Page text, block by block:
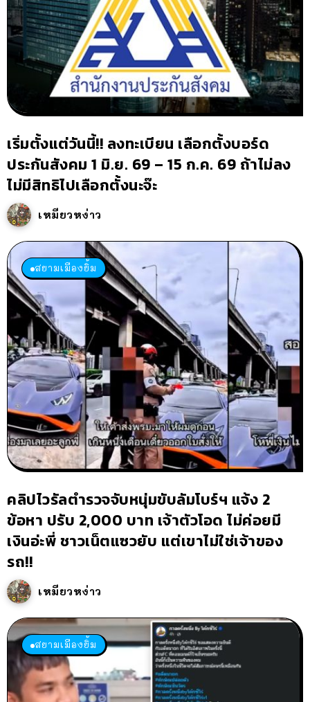
เริ่มตั้งแต่วันนี้!! ลงทะเบียน เลือกตั้งบอร์ด
ประกันสังคม 1 มิ.ย. 69 – 15 ก.ค. 69 ถ้าไม่ลง
ไม่มีสิทธิไปเลือกตั้งนะจ๊ะ
เหมียวหง่าว
สยามเมืองยิ้ม
คลิปไวรัลตำรวจจับหนุ่มขับลัมโบร์ฯ แจ้ง 2
ข้อหา ปรับ 2,000 บาท เจ้าตัวโอด ไม่ค่อยมี
เงินอ่ะพี่ ชาวเน็ตแซวยับ แต่เขาไม่ใช่เจ้าของ
รถ!!
เหมียวหง่าว
สยามเมืองยิ้ม